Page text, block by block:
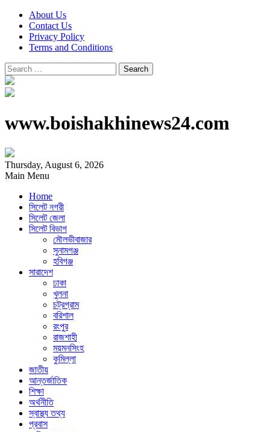
About Us
Contact Us
Privacy Policy
Terms and Conditions
Search
for:
www.boishakhinews24.com
Thursday, August 6, 2026
Main Menu
Home
সিলেট নগরী
সিলেট জেলা
সিলেট বিভাগ
মৌলভীবাজার
সুনামগঞ্জ
হবিগঞ্জ
সারাদেশ
ঢাকা
খুলনা
চট্রগ্রাম
বরিশাল
রংপুর
রাজশাহী
ময়মনসিংহ
কুমিল্লা
জাতীয়
আন্তর্জাতিক
শিক্ষা
অর্থনীতি
স্বাস্থ্য তথ্য
প্রবাস